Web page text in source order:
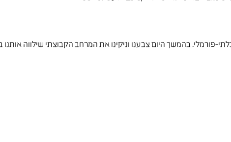
פורמלי. בהמשך היום צבענו וניקינו את המרחב הקבוצתי שילווה